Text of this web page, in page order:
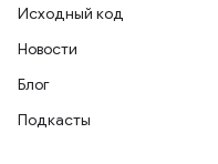
Исходный код
Новости
Блог
Подкасты